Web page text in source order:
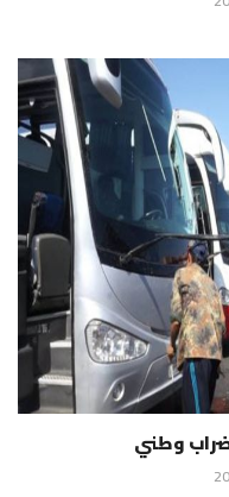
وطني